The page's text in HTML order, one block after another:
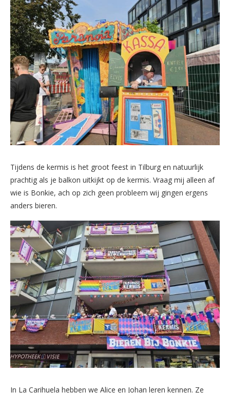
Tijdens de kermis is het groot feest in Tilburg en natuurlijk
prachtig als je balkon uitkijkt op de kermis. Vraag mij alleen af
wie is Bonkie, ach op zich geen probleem wij gingen ergens
anders bieren.
In La Carihuela hebben we Alice en Johan leren kennen. Ze